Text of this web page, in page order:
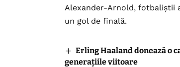
Alexander-Arnold, fotbaliștii
un gol de finală.
Erling Haaland donează o
generațiile viitoare